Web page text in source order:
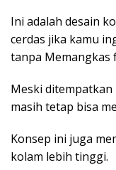
Ini adalah desain
cerdas jika kamu
tanpa Memangkas
Meski ditempatkan
masih tetap bisa
Konsep ini juga
kolam lebih tinggi.